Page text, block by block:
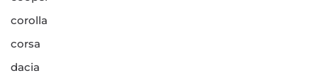
corolla
corsa
dacia